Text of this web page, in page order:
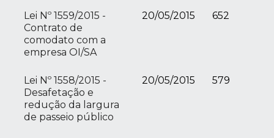
Lei Nº 1559/2015 -
Contrato de
comodato com a
empresa OI/SA
20/05/2015 652
Lei Nº 1558/2015 -
Desafetação e
redução da largura
de passeio público
20/05/2015 579